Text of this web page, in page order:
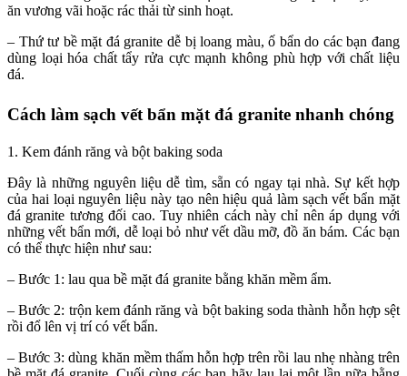
ăn vương vãi hoặc rác thải từ sinh hoạt.
– Thứ tư bề mặt đá granite dễ bị loang màu, ố bẩn do các bạn đang
dùng loại hóa chất tẩy rửa cực mạnh không phù hợp với chất liệu
đá.
Cách làm sạch vết bẩn mặt đá granite nhanh chóng
1. Kem đánh răng và bột baking soda
Đây là những nguyên liệu dễ tìm, sẵn có ngay tại nhà. Sự kết hợp
của hai loại nguyên liệu này tạo nên hiệu quả làm sạch vết bẩn mặt
đá granite tương đối cao. Tuy nhiên cách này chỉ nên áp dụng với
những vết bẩn mới, dễ loại bỏ như vết dầu mỡ, đồ ăn bám. Các bạn
có thể thực hiện như sau:
– Bước 1: lau qua bề mặt đá granite bằng khăn mềm ẩm.
– Bước 2: trộn kem đánh răng và bột baking soda thành hỗn hợp sệt
rồi đổ lên vị trí có vết bẩn.
– Bước 3: dùng khăn mềm thấm hỗn hợp trên rồi lau nhẹ nhàng trên